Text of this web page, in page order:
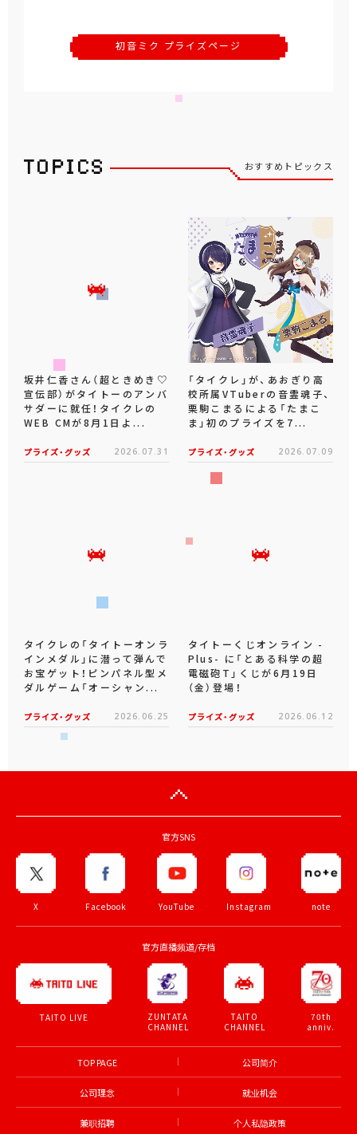
初音ミク プライズページ
おすすめトピックス
坂井仁香さん（超ときめき♡
宣伝部）がタイトーのアンバ
サダーに就任！タイクレの
WEB CMが8月1日よ...
プライズ・グッズ 2026.07.31
「タイクレ」が、あおぎり高
校所属VTuberの音霊魂子、
栗駒こまるによる「たまこ
ま」初のプライズを7...
プライズ・グッズ 2026.07.09
タイクレの「タイトーオンラ
インメダル」に潜って弾んで
お宝ゲット！ピンパネル型メ
ダルゲーム「オーシャン...
プライズ・グッズ 2026.06.25
タイトーくじオンライン -
Plus- に「とある科学の超
電磁砲T」くじが6月19日
（金）登場！
プライズ・グッズ 2026.06.12
官方SNS
X Facebook YouTube Instagram note
官方直播频道/存档
TAITO LIVE
ZUNTATA
CHANNEL
TAITO
CHANNEL
70th
anniv.
TOP PAGE 公司简介
公司理念 就业机会
兼职招聘 个人私隐政策